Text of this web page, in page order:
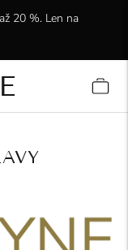
že ste s
20 %. Len na